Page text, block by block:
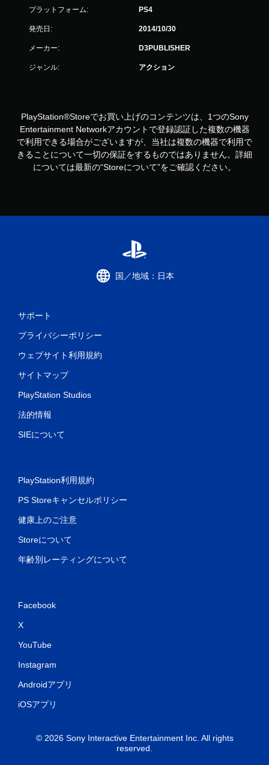
プラットフォーム: PS4
発売日: 2014/10/30
メーカー: D3PUBLISHER
ジャンル: アクション
PlayStation®Storeでお買い上げのコンテンツは、1つのSony
Entertainment Networkアカウントで登録認証した複数の機器
で利用できる場合がございますが、当社は複数の機器で利用で
きることについて一切の保証をするものではありません。詳細
については最新の“Storeについて”をご確認ください。
国／地域：日本
サポート
プライバシーポリシー
ウェブサイト利用規約
サイトマップ
PlayStation Studios
法的情報
SIEについて
PlayStation利用規約
PS Storeキャンセルポリシー
健康上のご注意
Storeについて
年齢別レーティングについて
Facebook
X
YouTube
Instagram
Androidアプリ
iOSアプリ
© 2026 Sony Interactive Entertainment Inc. All rights
reserved.